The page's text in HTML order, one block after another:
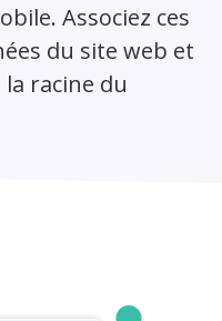
Associez ces
du site web et
racine du